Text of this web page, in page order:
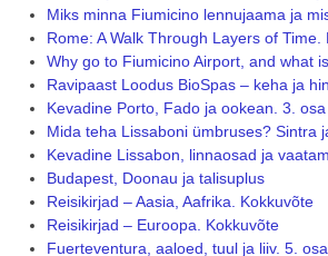
Miks minna Fiumicino lennujaama ja
Rome: A Walk Through Layers of Time.
Why go to Fiumicino Airport, and what
Ravipaast Loodus BioSpas – keha ja
Kevadine Porto, Fado ja ookean. 3. osa
Mida teha Lissaboni ümbruses? Sintra
Kevadine Lissabon, linnaosad ja
Budapest, Doonau ja talisuplus
Reisikirjad – Aasia, Aafrika. Kokkuvõte
Reisikirjad – Euroopa. Kokkuvõte
Fuerteventura, aaloed, tuul ja liiv. 5. osa